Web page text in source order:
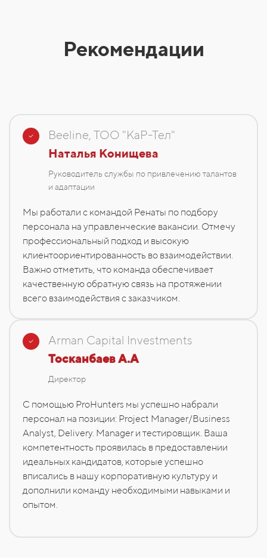
Рекомендации
Beeline, ТОО "КаР-Тел"
Наталья Конищева
Руководитель службы по привлечению талантов
и адаптации
Мы работали с командой Ренаты по подбору
персонала на управленческие вакансии. Отмечу
профессиональный подход и высокую
клиентоориентированность во взаимодействии.
Важно отметить, что команда обеспечивает
качественную обратную связь на протяжении
всего взаимодействия с заказчиком.
Arman Capital Investments
Тосканбаев А.А
Директор
С помощью ProHunters мы успешно набрали
персонал на позиции: Project Manager/Business
Analyst, Delivery. Manager и тестировщик. Ваша
компетентность проявилась в предоставлении
идеальных кандидатов, которые успешно
вписались в нашу корпоративную культуру и
дополнили команду необходимыми навыками и
опытом.